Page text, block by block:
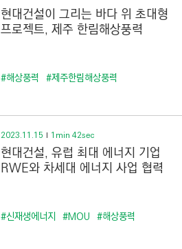
현대건설이 그리는 바다 위 초대형
프로젝트, 제주 한림해상풍력
#해상풍력 #제주한림해상풍력
2023.11.15 1min 42sec
현대건설, 유럽 최대 에너지 기업
RWE와 차세대 에너지 사업 협력
#신재생에너지 #MOU #해상풍력